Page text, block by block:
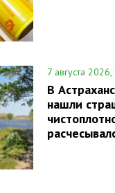
7 августа
В
нашли